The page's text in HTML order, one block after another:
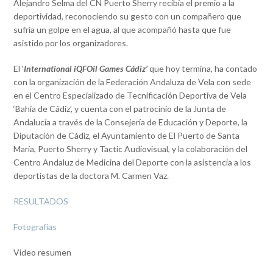
Alejandro Selma del CN Puerto Sherry recibía el premio a la
deportividad, reconociendo su gesto con un compañero que
sufría un golpe en el agua, al que acompañó hasta que fue
asistido por los organizadores.
El ‘International iQFOil Games Cádiz’que hoy termina, ha contado
con la organización de la Federación Andaluza de Vela con sede
en el Centro Especializado de Tecnificación Deportiva de Vela
‘Bahía de Cádiz’, y cuenta con el patrocinio de la Junta de
Andalucía a través de la Consejería de Educación y Deporte, la
Diputación de Cádiz, el Ayuntamiento de El Puerto de Santa
María, Puerto Sherry y Tactic Audiovisual, y la colaboración del
Centro Andaluz de Medicina del Deporte con la asistencia a los
deportistas de la doctora M. Carmen Vaz.
RESULTADOS
Fotografías
Video resumen